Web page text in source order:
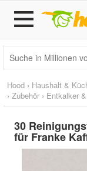
Hood › Haushalt &
› Zubehör › Entkalker
30
für Franke